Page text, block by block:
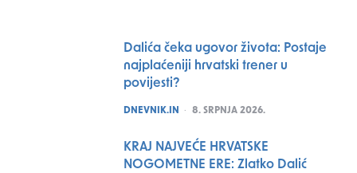
Dalića čeka ugovor života: Postaje
najplaćeniji hrvatski trener u
povijesti?
POSTED
DNEVNIK.IN 8. SRPNJA 2026.
KRAJ NAJVEĆE HRVATSKE
NOGOMETNE ERE: Zlatko Dalić